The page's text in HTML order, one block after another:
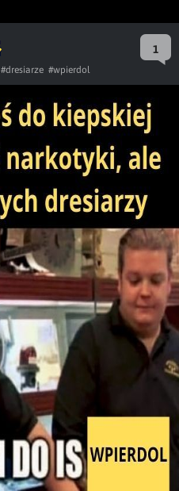
1
#dresiarze #wpierdol